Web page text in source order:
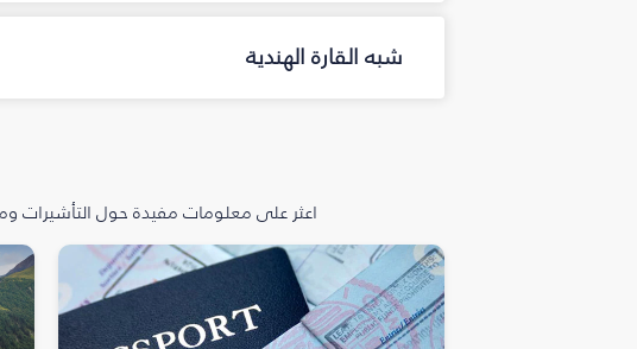
شبه القارة الهندية
اعثر على معلومات مفيدة حول التأشيرات